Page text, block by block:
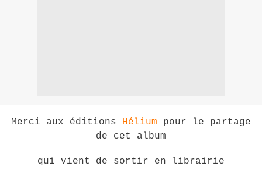
Merci aux éditions Hélium pour le partage
de cet album
qui vient de sortir en librairie